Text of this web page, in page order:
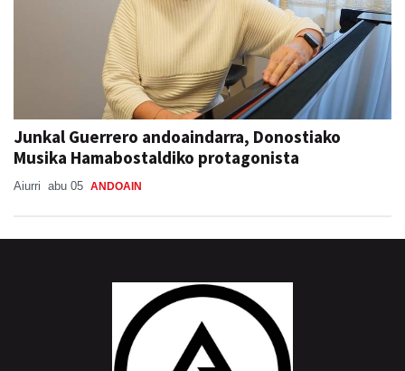
Junkal Guerrero andoaindarra, Donostiako
Musika Hamabostaldiko protagonista
Aiurri abu 05 ANDOAIN